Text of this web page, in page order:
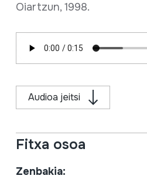
Oiartzun, 1998.
Audioa jeitsi
Fitxa osoa
Zenbakia: